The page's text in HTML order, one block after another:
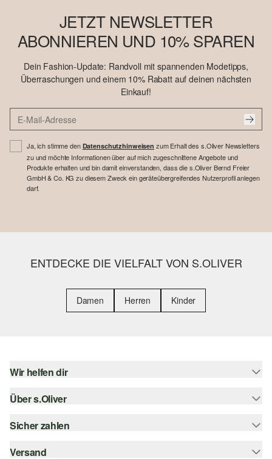
JETZT NEWSLETTER
ABONNIEREN UND 10% SPAREN
Dein Fashion-Update: Randvoll mit spannenden Modetipps,
Überraschungen und einem 10% Rabatt auf deinen nächsten
Einkauf!
Ja, ich stimme den Datenschutzhinweisen zum Erhalt des s.Oliver Newsletters
zu und möchte Informationen über auf mich zugeschnittene Angebote und
Produkte erhalten und bin damit einverstanden, dass die s.Oliver Bernd Freier
GmbH & Co. KG zu diesem Zweck ein geräteübergreifendes Nutzerprofil anlegen
darf.
ENTDECKE DIE VIELFALT VON S.OLIVER
Damen Herren Kinder
Wir helfen dir
Hilfe & FAQ
Größenberatung
Über s.Oliver
Newsletter
s.Oliver Card
Sicher zahlen
Rechnung
Versand